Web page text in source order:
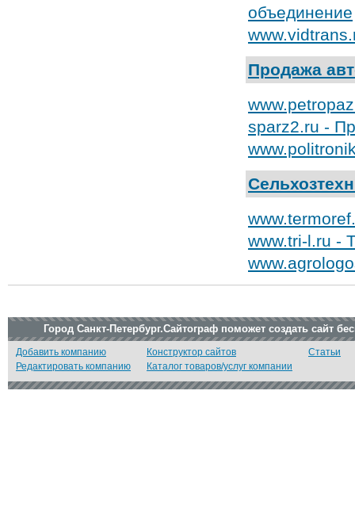
объединение
Продажа
sparz2.ru -
www.tri-l.ru -
Город Санкт-Петербург.Сайтограф поможет создать сайт
Добавить компанию
Редактировать компанию
Конструктор сайтов
Каталог товаров/услуг компании
Статьи